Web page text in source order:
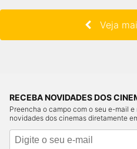
Veja
RECEBA NOVIDADES DOS
Preencha o campo com o seu e-mail
novidades dos cinemas diretamente